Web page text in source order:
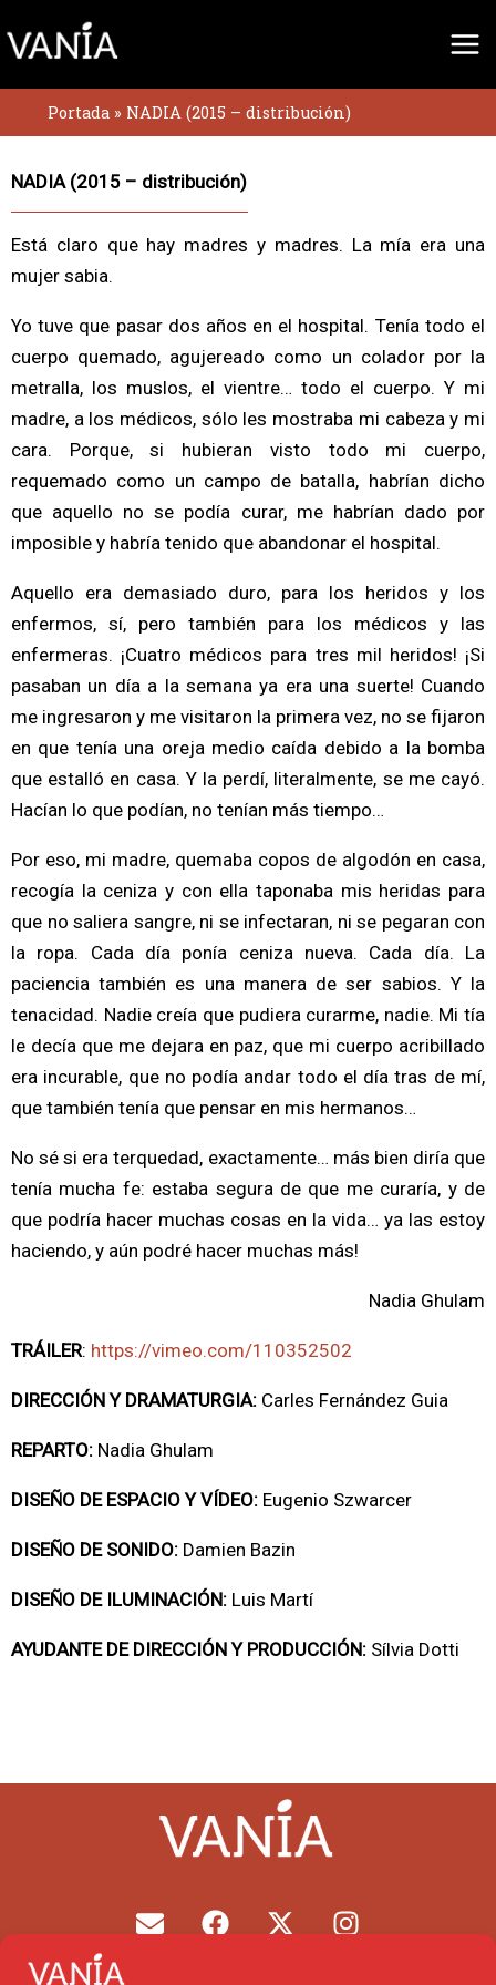
al
Portada » NADIA (2015 – distribución)
NADIA (2015 – distribución)
Está claro que hay madres y madres. La mía era una
mujer sabia.
Yo tuve que pasar dos años en el hospital. Tenía todo el
cuerpo quemado, agujereado como un colador por la
metralla, los muslos, el vientre… todo el cuerpo. Y mi
madre, a los médicos, sólo les mostraba mi cabeza y mi
cara. Porque, si hubieran visto todo mi cuerpo,
requemado como un campo de batalla, habrían dicho
que aquello no se podía curar, me habrían dado por
imposible y habría tenido que abandonar el hospital.
Aquello era demasiado duro, para los heridos y los
enfermos, sí, pero también para los médicos y las
enfermeras. ¡Cuatro médicos para tres mil heridos! ¡Si
pasaban un día a la semana ya era una suerte! Cuando
me ingresaron y me visitaron la primera vez, no se fijaron
en que tenía una oreja medio caída debido a la bomba
que estalló en casa. Y la perdí, literalmente, se me cayó.
Hacían lo que podían, no tenían más tiempo…
Por eso, mi madre, quemaba copos de algodón en casa,
recogía la ceniza y con ella taponaba mis heridas para
que no saliera sangre, ni se infectaran, ni se pegaran con
la ropa. Cada día ponía ceniza nueva. Cada día. La
paciencia también es una manera de ser sabios. Y la
tenacidad. Nadie creía que pudiera curarme, nadie. Mi tía
le decía que me dejara en paz, que mi cuerpo acribillado
era incurable, que no podía andar todo el día tras de mí,
que también tenía que pensar en mis hermanos…
No sé si era terquedad, exactamente… más bien diría que
tenía mucha fe: estaba segura de que me curaría, y de
que podría hacer muchas cosas en la vida… ya las estoy
haciendo, y aún podré hacer muchas más!
Nadia Ghulam
TRÁILER: https://vimeo.com/110352502
DIRECCIÓN Y DRAMATURGIA: Carles Fernández Guia
REPARTO: Nadia Ghulam
DISEÑO DE ESPACIO Y VÍDEO: Eugenio Szwarcer
DISEÑO DE SONIDO: Damien Bazin
DISEÑO DE ILUMINACIÓN: Luis Martí
AYUDANTE DE DIRECCIÓN Y PRODUCCIÓN: Sílvia Dotti
E
n
F
a
X
-
I
n